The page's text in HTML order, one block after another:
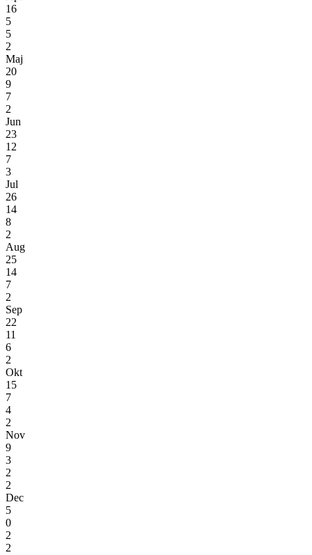
16
5
5
2
Maj
20
9
7
2
Jun
23
12
7
3
Jul
26
14
8
2
Aug
25
14
7
2
Sep
22
11
6
2
Okt
15
7
4
2
Nov
9
3
2
2
Dec
5
0
2
2